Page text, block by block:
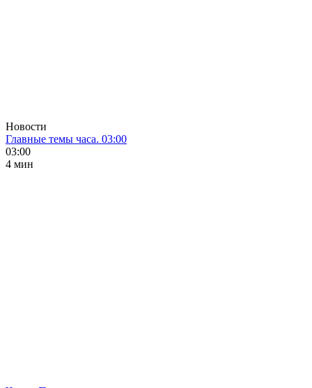
Новости
Главные темы часа. 03:00
03:00
4 мин